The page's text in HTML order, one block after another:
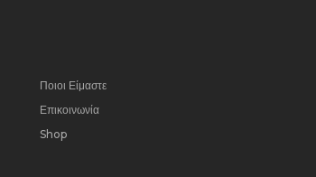
Ποιοι Είμαστε
Επικοινωνία
Shop